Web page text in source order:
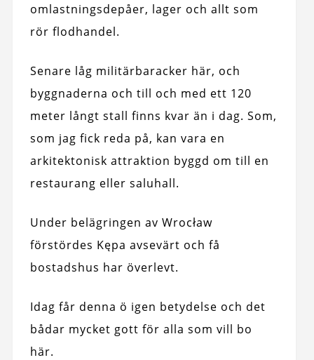
omlastningsdepåer, lager och allt som
rör flodhandel.
Senare låg militärbaracker här, och
byggnaderna och till och med ett 120
meter långt stall finns kvar än i dag. Som,
som jag fick reda på, kan vara en
arkitektonisk attraktion byggd om till en
restaurang eller saluhall.
Under belägringen av Wrocław
förstördes Kępa avsevärt och få
bostadshus har överlevt.
Idag får denna ö igen betydelse och det
bådar mycket gott för alla som vill bo
här.